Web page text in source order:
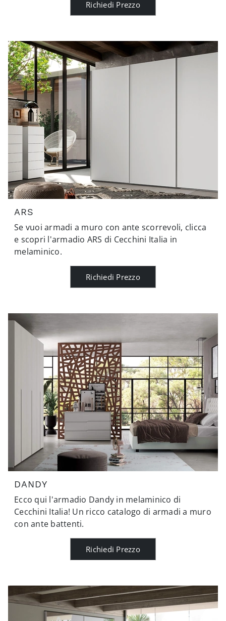
Richiedi Prezzo
ARS
Se vuoi armadi a muro con ante scorrevoli, clicca
e scopri l'armadio ARS di Cecchini Italia in
melaminico.
Richiedi Prezzo
DANDY
Ecco qui l'armadio Dandy in melaminico di
Cecchini Italia! Un ricco catalogo di armadi a muro
con ante battenti.
Richiedi Prezzo